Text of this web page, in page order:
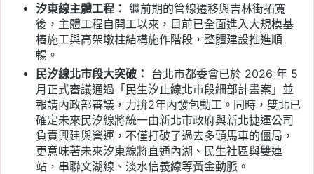
汐東線主體工程： 繼前期的管線遷移與吉林街拓寬
後，主體工程自開工以來，目前已全面進入大規模基
樁施工與高架墩柱結構施作階段，整體建設推進順
暢。
民汐線北市段大突破： 台北市都委會已於 2026 年 5
月正式審議通過「民生汐止線北市段細部計畫案」並
報請內政部審議，力拚2年內發包動工。同時，雙北已
確定未來民汐線將統一由新北市政府與新北捷運公司
負責興建與營運，不僅打破了過去多頭馬車的僵局，
更意味著未來汐東線將直通內湖、民生社區與雙連
站，串聯文湖線、淡水信義線等黃金動脈。